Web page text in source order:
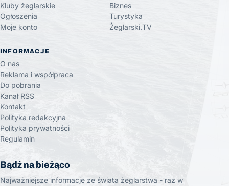
Kluby żeglarskie
Ogłoszenia
Moje konto
Biznes
Turystyka
Żeglarski.TV
INFORMACJE
O nas
Reklama i współpraca
Do pobrania
Kanał RSS
Kontakt
Polityka redakcyjna
Polityka prywatności
Regulamin
Bądź na bieżąco
Najważniejsze informacje ze świata żeglarstwa - raz w